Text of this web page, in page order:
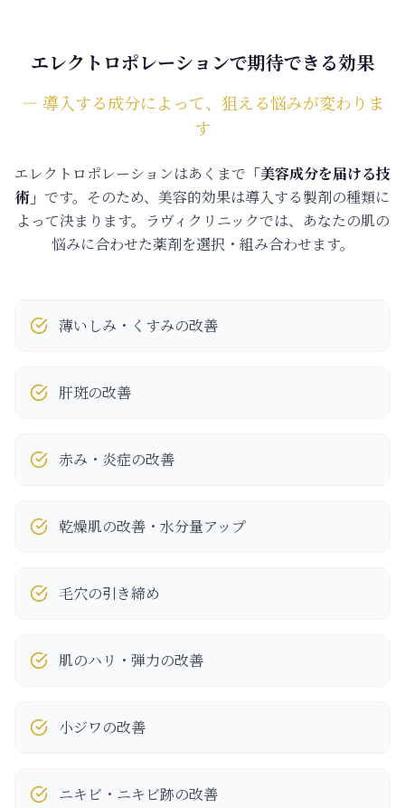
エレクトロポレーションで期待できる効果
― 導入する成分によって、狙える悩みが変わりま
す
エレクトロポレーションはあくまで 「美容成分を届ける技
術」 です。そのため、美容的効果は導入する製剤の種類に
よって決まります。ラヴィクリニックでは、あなたの肌の
悩みに合わせた薬剤を選択・組み合わせます。
薄いしみ・くすみの改善
肝斑の改善
赤み・炎症の改善
乾燥肌の改善・水分量アップ
毛穴の引き締め
肌のハリ・弾力の改善
小ジワの改善
ニキビ・ニキビ跡の改善